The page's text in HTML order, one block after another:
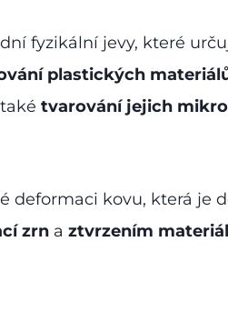
fyzikální jevy, které
plastických
tvarování jejich
deformaci kovu, která je
zrn a ztvrzením